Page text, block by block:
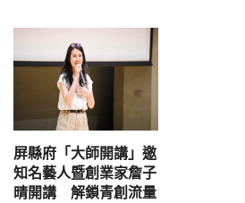
屏縣府「大師開講」邀
知名藝人暨創業家詹子
晴開講 解鎖青創流量